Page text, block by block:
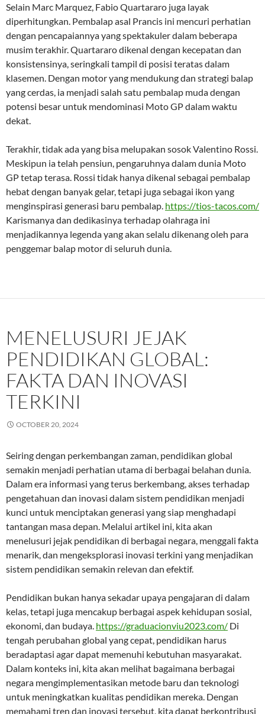
Selain Marc Marquez, Fabio Quartararo juga layak
diperhitungkan. Pembalap asal Prancis ini mencuri perhatian
dengan pencapaiannya yang spektakuler dalam beberapa
musim terakhir. Quartararo dikenal dengan kecepatan dan
konsistensinya, seringkali tampil di posisi teratas dalam
klasemen. Dengan motor yang mendukung dan strategi balap
yang cerdas, ia menjadi salah satu pembalap muda dengan
potensi besar untuk mendominasi Moto GP dalam waktu
dekat.
Terakhir, tidak ada yang bisa melupakan sosok Valentino Rossi.
Meskipun ia telah pensiun, pengaruhnya dalam dunia Moto
GP tetap terasa. Rossi tidak hanya dikenal sebagai pembalap
hebat dengan banyak gelar, tetapi juga sebagai ikon yang
menginspirasi generasi baru pembalap. https://tios-tacos.com/
Karismanya dan dedikasinya terhadap olahraga ini
menjadikannya legenda yang akan selalu dikenang oleh para
penggemar balap motor di seluruh dunia.
MENELUSURI JEJAK
PENDIDIKAN GLOBAL:
FAKTA DAN INOVASI
TERKINI
OCTOBER 20, 2024
Seiring dengan perkembangan zaman, pendidikan global
semakin menjadi perhatian utama di berbagai belahan dunia.
Dalam era informasi yang terus berkembang, akses terhadap
pengetahuan dan inovasi dalam sistem pendidikan menjadi
kunci untuk menciptakan generasi yang siap menghadapi
tantangan masa depan. Melalui artikel ini, kita akan
menelusuri jejak pendidikan di berbagai negara, menggali fakta
menarik, dan mengeksplorasi inovasi terkini yang menjadikan
sistem pendidikan semakin relevan dan efektif.
Pendidikan bukan hanya sekadar upaya pengajaran di dalam
kelas, tetapi juga mencakup berbagai aspek kehidupan sosial,
ekonomi, dan budaya. https://graduacionviu2023.com/ Di
tengah perubahan global yang cepat, pendidikan harus
beradaptasi agar dapat memenuhi kebutuhan masyarakat.
Dalam konteks ini, kita akan melihat bagaimana berbagai
negara mengimplementasikan metode baru dan teknologi
untuk meningkatkan kualitas pendidikan mereka. Dengan
memahami tren dan inovasi tersebut, kita dapat berkontribusi